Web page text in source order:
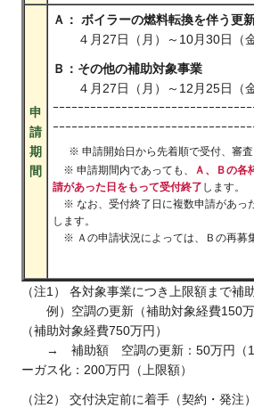
申
請
期
間
Ａ： ボイラーの燃料転換を伴う更
４月27日（月）～10月30日（金
Ｂ：その他の補助対象事業
４月27日（月）～12月25日（金
ｰｰｰｰｰｰｰｰｰｰｰｰｰｰｰｰｰｰｰｰｰｰｰｰｰｰｰｰｰｰｰ
ｰｰｰｰｰｰｰｰｰｰｰｰｰｰｰｰｰｰｰｰｰｰｰｰｰｰｰｰｰｰｰｰ
※ 申請開始日から先着順で受付、審査
※ 申請期間内であっても、
Ａ、Ｂの各
請があった日をもって受付終了 します。
※ なお、受付終了日に複数申請があっ
します。
※ Ａの申請状況によっては、Ｂの再募
（注1） 各対象事業につき上限額まで補
例）空調の更新（補助対象経費150万
（補助対象経費750万円）
→ 補助額 空調の更新：50万円（
ーガス化：200万円（上限額）
（注2） 交付決定前に着手（契約・発注